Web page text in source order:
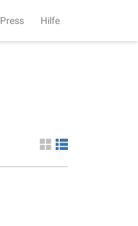
Hilfe